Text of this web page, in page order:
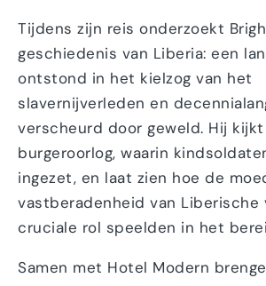
Tijdens zijn reis onderzoekt
geschiedenis van Liberia: een
ontstond in het kielzog van het
slavernijverleden en
verscheurd door geweld. Hij
burgeroorlog, waarin
ingezet, en laat zien hoe de
vastberadenheid van Liberische
cruciale rol speelden in het
Samen met Hotel Modern